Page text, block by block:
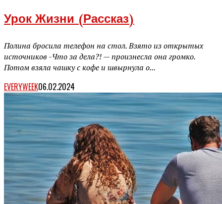
Урок Жизни (рассказ)
Полина бросила телефон на стол. Взято из открытых
источников -Что за дела?! — произнесла она громко.
Потом взяла чашку с кофе и швырнула о...
EVERYWEEK06.02.2024